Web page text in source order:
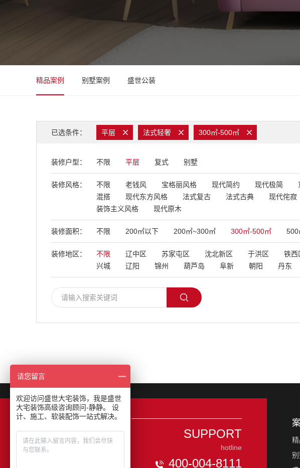
精品案例 别墅案例 盛世公装
已选条件： 平层 法式轻奢 300㎡-500㎡
装修户型： 不限 平层 复式 别墅
装修风格： 不限 老钱风 宝格丽风格 现代简约 现代极简
混搭
现代东方风格 法式复古 法式古典 现代侘寂
装饰主义风格
现代原木
装修面积： 不限 200㎡以下 200㎡~300㎡ 300㎡-500㎡ 500
装修地区： 不限 辽中区 苏家屯区 沈北新区 于洪区 铁西
兴城
辽阳 锦州 葫芦岛 阜新 朝阳 丹东
SUPPORT
hotline
400-004-8111
精
别
请您留言
欢迎访问盛世大宅装饰，我是盛世
大宅装饰高级咨询顾问-静静。 设
计、施工、软装配饰一站式解决。